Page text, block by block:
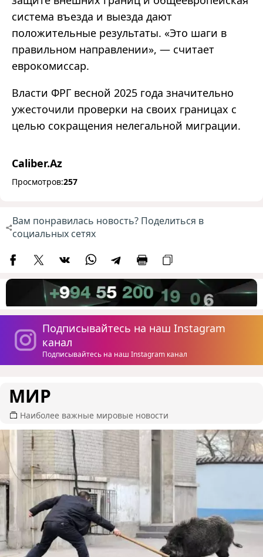
система въезда и выезда дают
положительные результаты. «Это шаги в
правильном направлении», — считает
еврокомиссар.
Власти ФРГ весной 2025 года значительно
ужесточили проверки на своих границах с
целью сокращения нелегальной миграции.
Caliber.Az
Просмотров:257
Вам понравилась новость? Поделиться в
социальных сетях
Подписывайтесь на наш Instagram
канал
Подписывайтесь на наш Instagram канал
МИР
Наиболее важные мировые новости